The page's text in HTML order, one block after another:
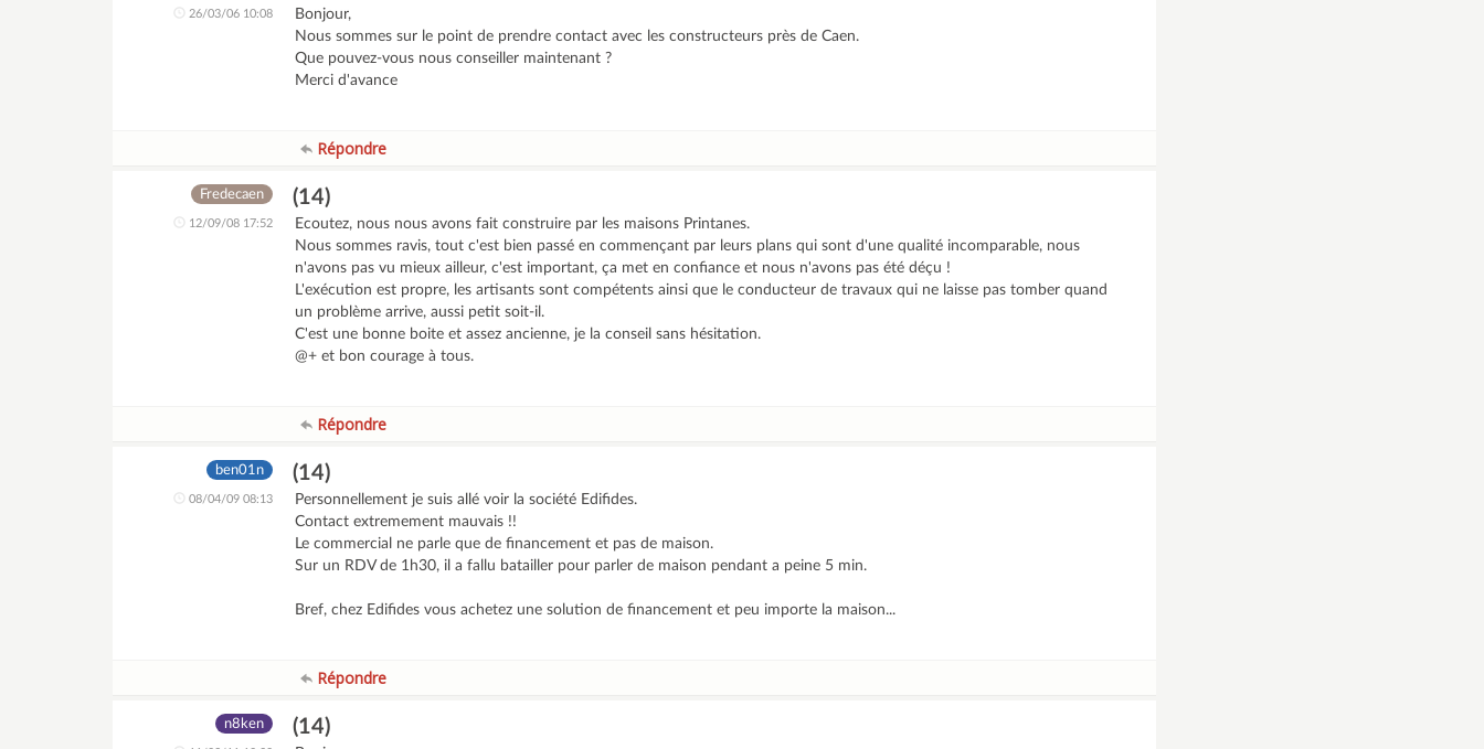
26/03/06 10:08
Bonjour,
Nous sommes sur le point de prendre contact avec les constructeurs près de Caen.
Que pouvez-vous nous conseiller maintenant ?
Merci d'avance
Répondre
Fredecaen
12/09/08 17:52
(14)
Ecoutez, nous nous avons fait construire par les maisons Printanes.
Nous sommes ravis, tout c'est bien passé en commençant par leurs plans qui sont d'une qualité incomparable, nous
n'avons pas vu mieux ailleur, c'est important, ça met en confiance et nous n'avons pas été déçu !
L'exécution est propre, les artisants sont compétents ainsi que le conducteur de travaux qui ne laisse pas tomber quand
un problème arrive, aussi petit soit-il.
C'est une bonne boite et assez ancienne, je la conseil sans hésitation.
@+ et bon courage à tous.
Répondre
ben01n
08/04/09 08:13
(14)
Personnellement je suis allé voir la société Edifides.
Contact extremement mauvais !!
Le commercial ne parle que de financement et pas de maison.
Sur un RDV de 1h30, il a fallu batailler pour parler de maison pendant a peine 5 min.
Bref, chez Edifides vous achetez une solution de financement et peu importe la maison...
Répondre
n8ken (14)